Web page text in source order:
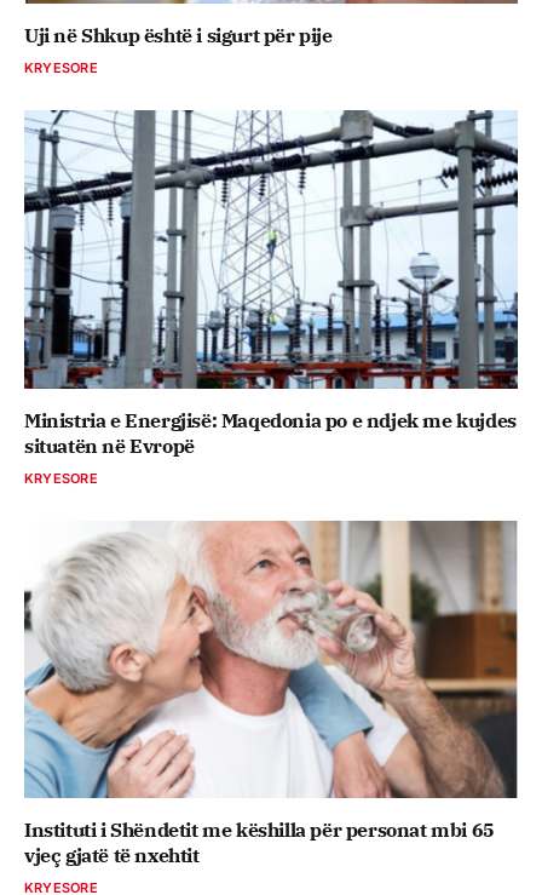
Uji në Shkup është i sigurt për pije
KRYESORE
Ministria e Energjisë: Maqedonia po e ndjek me kujdes
situatën në Evropë
KRYESORE
Instituti i Shëndetit me këshilla për personat mbi 65
vjeç gjatë të nxehtit
KRYESORE